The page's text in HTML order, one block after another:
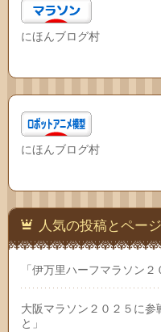
にほんブログ村
にほんブログ村
人気の投稿とページ
「伊万里ハーフマラソン
大阪マラソン２０２５に
と」